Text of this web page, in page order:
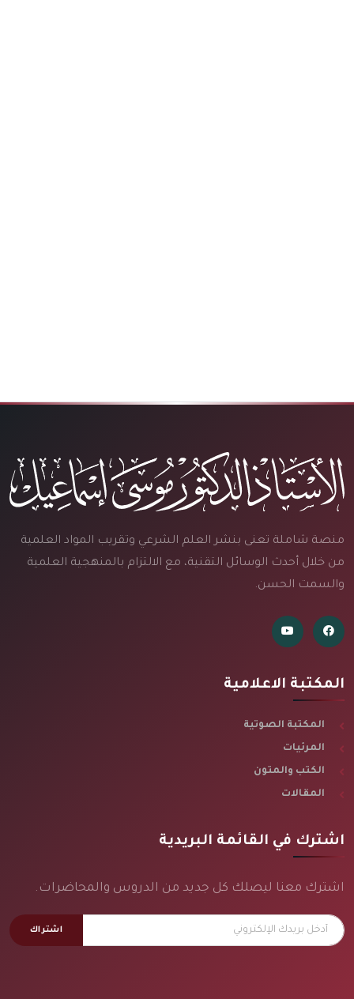
منصة شاملة تعنى بنشر العلم الشرعي وتقريب المواد العلمية
من خلال أحدث الوسائل التقنية، مع الالتزام بالمنهجية العلمية
والسمت الحسن.
المكتبة الاعلامية
المكتبة الصوتية
المرئيات
الكتب والمتون
المقالات
اشترك في القائمة البريدية
اشترك معنا ليصلك كل جديد من الدروس والمحاضرات.
اشتراك